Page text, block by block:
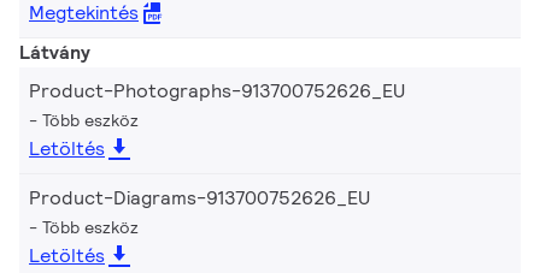
Megtekintés
Látvány
Product-Photographs-913700752626_EU
Több eszköz
Letöltés
Product-Diagrams-913700752626_EU
Több eszköz
Letöltés